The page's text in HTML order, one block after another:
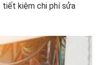
tiết kiệm chi phí sửa